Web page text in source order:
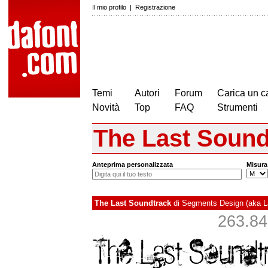
Il mio profilo | Registrazione
Temi
Novità
Autori
Top
Forum
FAQ
Carica un
Strumenti
The Last
Anteprima personalizzata Misura
The Last Soundtrack di Segments Design (aka